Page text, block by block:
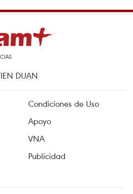
DUAN
Condiciones de Uso
Apoyo
VNA
Publicidad